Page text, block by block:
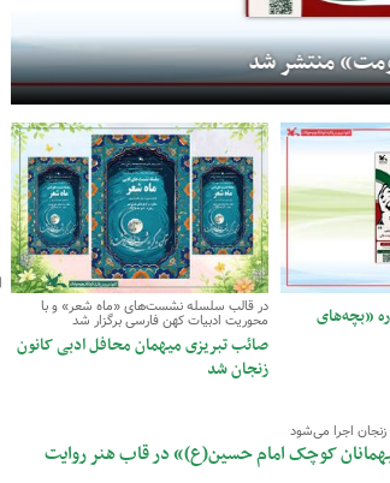
شد
«بچه‌های
در قالب سلسله نشست‌های «ماه شعر» و با
محوریت ادبیات کهن فارسی برگزار شد
صائب تبریزی میهمان محافل ادبی کانون
زنجان شد
اجرا می‌شود
کوچک امام حسین(ع)» در قاب هنر روایت
زائران کوچک اربعین